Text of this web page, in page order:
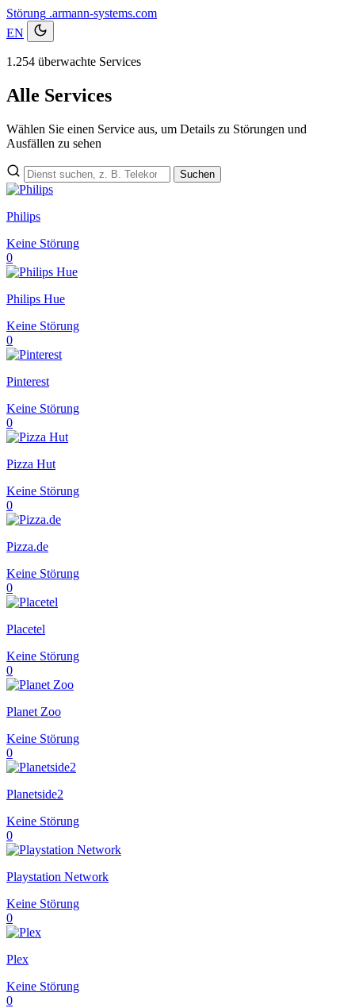
Störung .armann-systems.com
EN
1.254 überwachte Services
Alle Services
Wählen Sie einen Service aus, um Details zu Störungen und
Ausfällen zu sehen
Suchen
Philips
Keine Störung
0
Philips Hue
Keine Störung
0
Pinterest
Keine Störung
0
Pizza Hut
Keine Störung
0
Pizza.de
Keine Störung
0
Placetel
Keine Störung
0
Planet Zoo
Keine Störung
0
Planetside2
Keine Störung
0
Playstation Network
Keine Störung
0
Plex
Keine Störung
0